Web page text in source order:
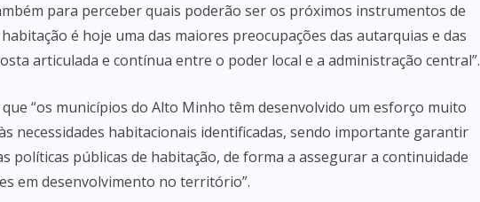
para perceber quais poderão ser os próximos instrumentos de
é hoje uma das maiores preocupações das autarquias e das
articulada e contínua entre o poder local e a administração central”.
“os municípios do Alto Minho têm desenvolvido um esforço muito
necessidades habitacionais identificadas, sendo importante garantir
políticas públicas de habitação, de forma a assegurar a continuidade
em desenvolvimento no território”.